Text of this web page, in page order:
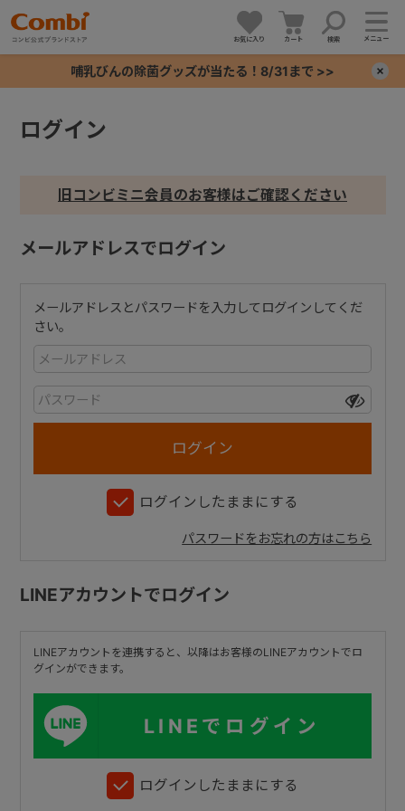
お気に入り カート 検索 メニュー
哺乳びんの除菌グッズが当たる！8/31まで >>
ログイン
旧コンビミニ会員のお客様はご確認ください
メールアドレスでログイン
メールアドレスとパスワードを入力してログインしてくだ
さい。
ログインしたままにする
パスワードをお忘れの方はこちら
LINEアカウントでログイン
LINEアカウントを連携すると、以降はお客様のLINEアカウントでロ
グインができます。
LINEでログイン
ログインしたままにする